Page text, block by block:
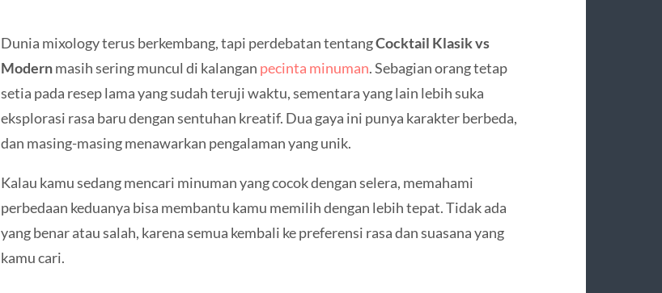
Dunia mixology terus berkembang, tapi perdebatan tentangCocktail Klasik vs
Modernmasih sering muncul di kalangan pecinta minuman. Sebagian orang tetap
setia pada resep lama yang sudah teruji waktu, sementara yang lain lebih suka
eksplorasi rasa baru dengan sentuhan kreatif. Dua gaya ini punya karakter berbeda,
dan masing-masing menawarkan pengalaman yang unik.
Kalau kamu sedang mencari minuman yang cocok dengan selera, memahami
perbedaan keduanya bisa membantu kamu memilih dengan lebih tepat. Tidak ada
yang benar atau salah, karena semua kembali ke preferensi rasa dan suasana yang
kamu cari.